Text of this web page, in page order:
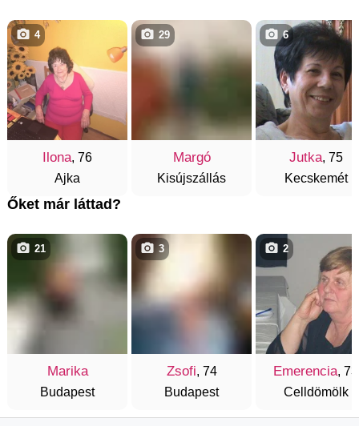
Ilona, 76
Ajka
4
Margó
Kisújszállás
29
Jutka, 75
Kecskemét
6
Őket már láttad?
Marika
Budapest
21
Zsofi, 74
Budapest
3
Emerencia, 73
Celldömölk
2